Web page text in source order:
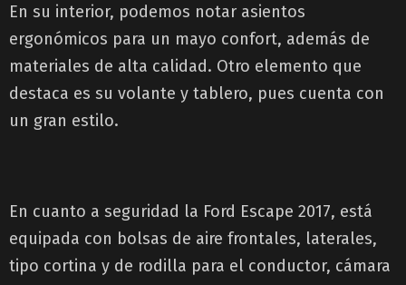
En su interior, podemos notar asientos
ergonómicos para un mayo confort, además de
materiales de alta calidad. Otro elemento que
destaca es su volante y tablero, pues cuenta con
un gran estilo.
En cuanto a seguridad la Ford Escape 2017, está
equipada con bolsas de aire frontales, laterales,
tipo cortina y de rodilla para el conductor, cámara